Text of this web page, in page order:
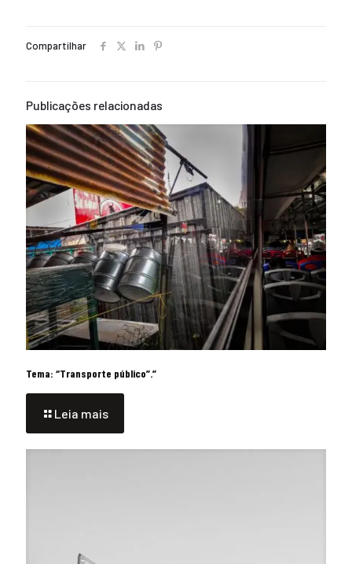
Compartilhar
Publicações relacionadas
Tema: “Transporte público”.”
Leia mais